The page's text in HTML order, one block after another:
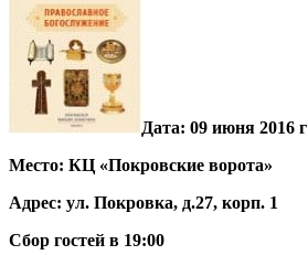
Дата: 09 июня 2016 г
Место: КЦ «Покровские ворота»
Адрес: ул. Покровка, д.27, корп. 1
Сбор гостей в 19:00